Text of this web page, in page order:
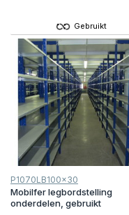
Gebruikt
P1070LB100x30
Mobilfer legbordstelling
onderdelen, gebruikt